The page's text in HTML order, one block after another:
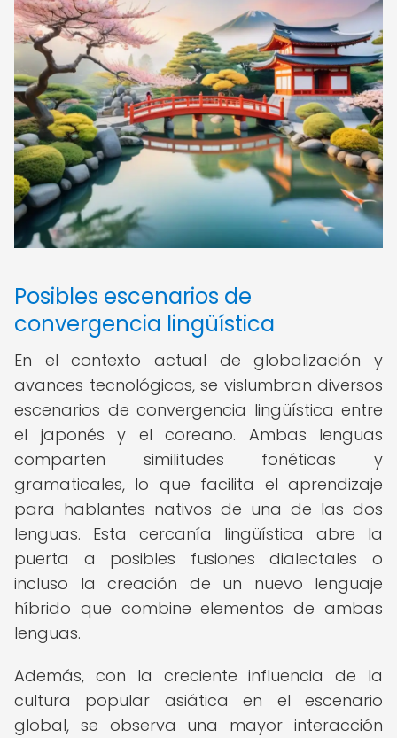
Posibles escenarios de
convergencia lingüística
En el contexto actual de globalización y
avances tecnológicos, se vislumbran diversos
escenarios de convergencia lingüística entre
el japonés y el coreano. Ambas lenguas
comparten similitudes fonéticas y
gramaticales, lo que facilita el aprendizaje
para hablantes nativos de una de las dos
lenguas. Esta cercanía lingüística abre la
puerta a posibles fusiones dialectales o
incluso la creación de un nuevo lenguaje
híbrido que combine elementos de ambas
lenguas.
Además, con la creciente influencia de la
cultura popular asiática en el escenario
global, se observa una mayor interacción